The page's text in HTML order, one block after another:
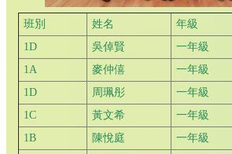
班別 姓名 年級
1D
吳倬賢 一年級
1A
麥仲僖 一年級
1D
周珮彤 一年級
1C
黃文希 一年級
1B
陳悅庭 一年級